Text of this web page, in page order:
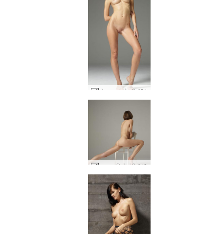
सोन्या सुपर सेक्सी #54
हन्ना स्टूडियो नंगी #18